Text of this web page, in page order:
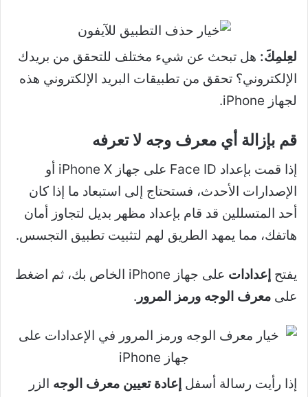
لعِلمِكَ: هل تبحث عن شيء مختلف للتحقق من بريدك
الإلكتروني؟ تحقق من تطبيقات البريد الإلكتروني هذه
لجهاز iPhone.
قم بإزالة أي معرف وجه لا تعرفه
إذا قمت بإعداد Face ID على جهاز iPhone X أو
الإصدارات الأحدث، فستحتاج إلى استبعاد ما إذا كان
أحد المتسللين قد قام بإعداد مظهر بديل لتجاوز أمان
هاتفك، مما يمهد الطريق لهم لتثبيت تطبيق التجسس.
يفتح إعدادات
على جهاز iPhone الخاص بك، ثم اضغط
على معرف الوجه ورمز المرور .
إذا رأيت رسالة أسفل إعادة تعيين معرف الوجه الزر